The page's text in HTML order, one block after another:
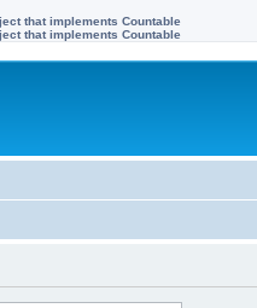
that implements Countable
that implements Countable